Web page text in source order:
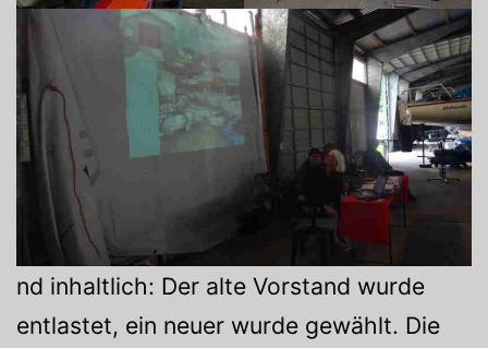
nd inhaltlich: Der alte Vorstand wurde
entlastet, ein neuer wurde gewählt. Die